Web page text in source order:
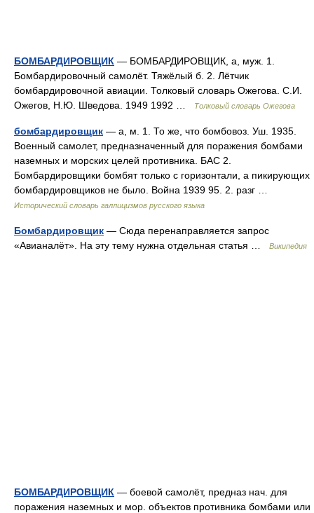
БОМБАРДИРОВЩИК — БОМБАРДИРОВЩИК, а, муж. 1.
Бомбардировочный самолёт. Тяжёлый б. 2. Лётчик
бомбардировочной авиации. Толковый словарь Ожегова. С.И.
Ожегов, Н.Ю. Шведова. 1949 1992 …
Толковый словарь Ожегова
бомбардировщик — а, м. 1. То же, что бомбовоз. Уш. 1935.
Военный самолет, предназначенный для поражения бомбами
наземных и морских целей противника. БАС 2.
Бомбардировщики бомбят только с горизонтали, а пикирующих
бомбардировщиков не было. Война 1939 95. 2. разг …
Исторический словарь галлицизмов русского языка
Бомбардировщик — Сюда перенаправляется запрос
«Авианалёт». На эту тему нужна отдельная статья …
Википедия
БОМБАРДИРОВЩИК — боевой самолёт, предназ нач. для
поражения наземных и мор. объектов противника бомбами или